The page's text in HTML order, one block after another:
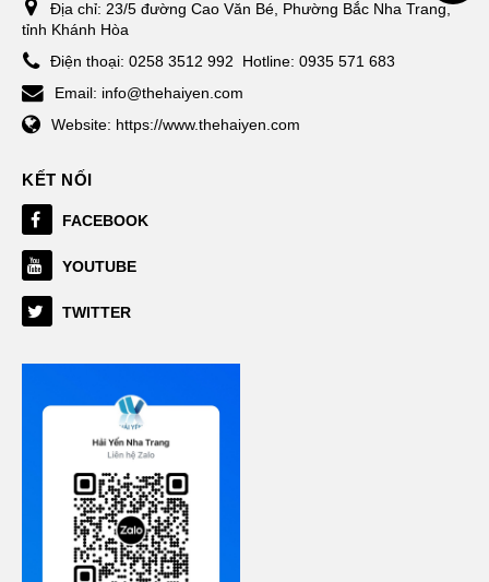
Địa chỉ: 23/5 đường Cao Văn Bé, Phường Bắc Nha Trang,
tỉnh Khánh Hòa
Điện thoại: 0258 3512 992
Hotline: 0935 571 683
Email: info@thehaiyen.com
Website: https://www.thehaiyen.com
KẾT NỐI
FACEBOOK
YOUTUBE
TWITTER